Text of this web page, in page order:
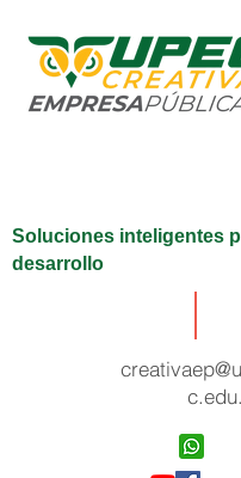
Soluciones inteligentes
desarrollo